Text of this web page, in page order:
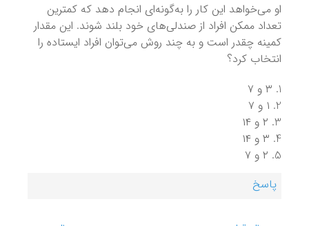
او می‌خواهد این کار را به‌گونه‌ای انجام دهد که کمترین
تعداد ممکن افراد از صندلی‌های خود بلند شوند. این مقدار
کمینه چقدر است و به چند روش می‌توان افراد ایستاده را
انتخاب کرد؟
۳ و ۷
۱ و ۷
۲ و ۱۴
۳ و ۱۴
۲ و ۷
پاسخ